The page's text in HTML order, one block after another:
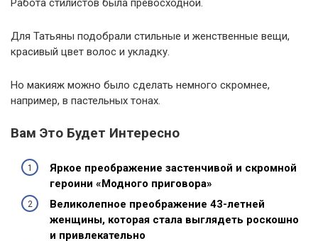
Работа стилистов была превосходной.
Для Татьяны подобрали стильные и женственные вещи,
красивый цвет волос и укладку.
Но макияж можно было сделать немного скромнее,
например, в пастельных тонах.
Вам Это Будет Интересно
Яркое преображение застенчивой и скромной
героини «Модного приговора»
Великолепное преображение 43-летней
женщины, которая стала выглядеть роскошно
и привлекательно